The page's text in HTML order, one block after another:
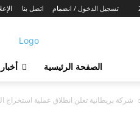
تسجيل الدخول / انضمام اتصل بنا
الصفحة الرئيسية أخبار
شركة بريطانية تعلن انطلاق عملية